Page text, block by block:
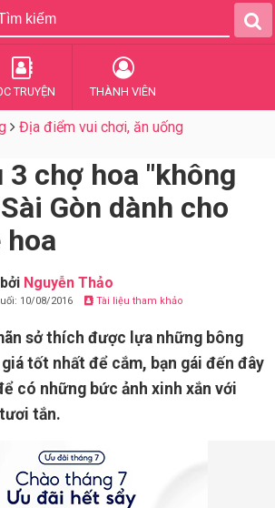
TRUYỆN THÀNH VIÊN
Địa điểm vui chơi, ăn uống
3 chợ hoa "không
Gòn dành cho
Nguyễn Thảo
10/08/2016 Tài liệu tham khảo
sở thích được lựa những bông
tốt nhất để cắm, bạn gái đến đây
có những bức ảnh xinh xắn với
tắn.